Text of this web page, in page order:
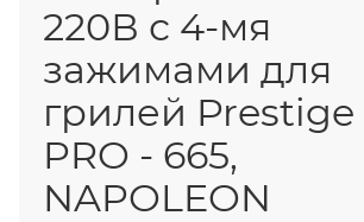
220В с 4-мя
зажимами для
грилей Prestige
PRO - 665,
NAPOLEON